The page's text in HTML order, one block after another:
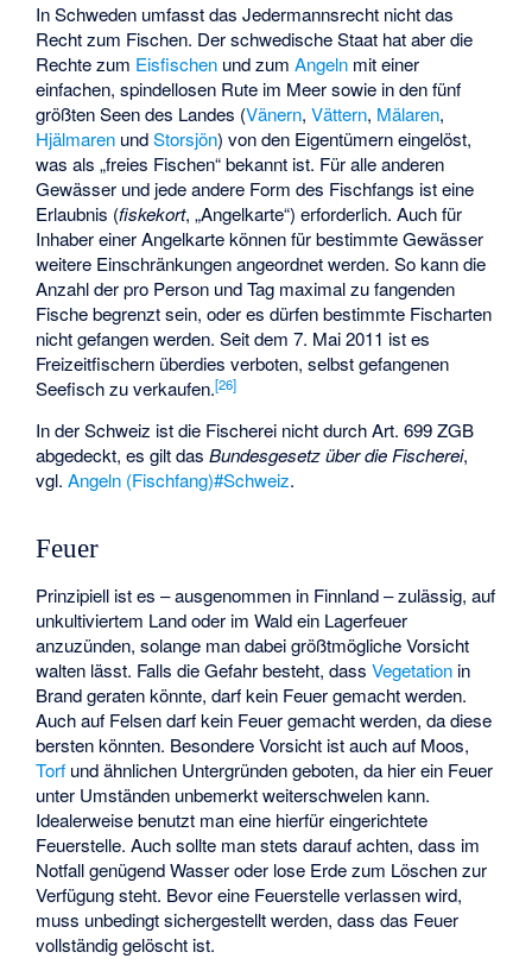
In Schweden umfasst das Jedermannsrecht nicht das
Recht zum Fischen. Der schwedische Staat hat aber die
Rechte zum Eisfischen und zumAngeln mit einer
einfachen, spindellosen Rute im Meer sowie in den fünf
größten Seen des Landes (Vänern,Vättern, Mälaren,
Hjälmaren undStorsjön) von den Eigentümern eingelöst,
was als „freies Fischen“ bekannt ist. Für alle anderen
Gewässer und jede andere Form des Fischfangs ist eine
Erlaubnis (fiskekort, „Angelkarte“) erforderlich. Auch für
Inhaber einer Angelkarte können für bestimmte Gewässer
weitere Einschränkungen angeordnet werden. So kann die
Anzahl der pro Person und Tag maximal zu fangenden
Fische begrenzt sein, oder es dürfen bestimmte Fischarten
nicht gefangen werden. Seit dem 7. Mai 2011 ist es
Freizeitfischern überdies verboten, selbst gefangenen
Seefisch zu verkaufen.[26]
In der Schweiz ist die Fischerei nicht durch Art. 699 ZGB
abgedeckt, es gilt dasBundesgesetz über die Fischerei,
vgl.Angeln (Fischfang)#Schweiz.
Feuer
Prinzipiell ist es – ausgenommen in Finnland – zulässig, auf
unkultiviertem Land oder im Wald ein Lagerfeuer
anzuzünden, solange man dabei größtmögliche Vorsicht
walten lässt. Falls die Gefahr besteht, dassVegetation in
Brand geraten könnte, darf kein Feuer gemacht werden.
Auch auf Felsen darf kein Feuer gemacht werden, da diese
bersten könnten. Besondere Vorsicht ist auch auf Moos,
Torf und ähnlichen Untergründen geboten, da hier ein Feuer
unter Umständen unbemerkt weiterschwelen kann.
Idealerweise benutzt man eine hierfür eingerichtete
Feuerstelle. Auch sollte man stets darauf achten, dass im
Notfall genügend Wasser oder lose Erde zum Löschen zur
Verfügung steht. Bevor eine Feuerstelle verlassen wird,
muss unbedingt sichergestellt werden, dass das Feuer
vollständig gelöscht ist.